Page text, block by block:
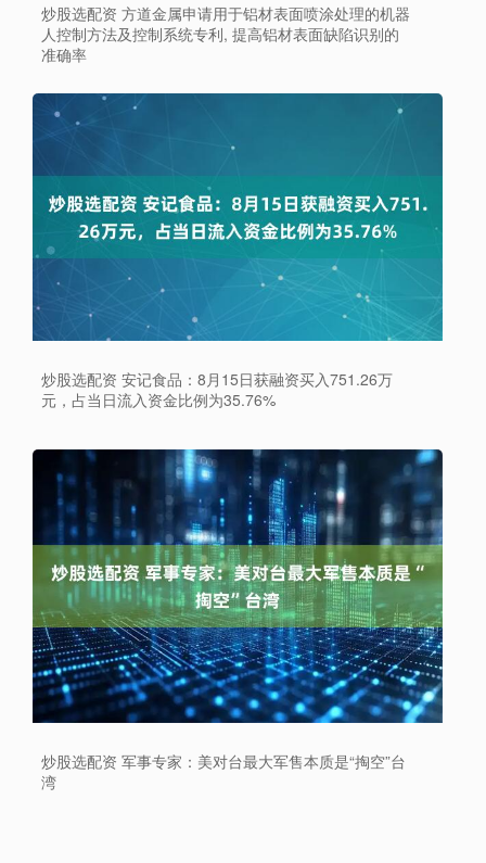
炒股选配资 方道金属申请用于铝材表面喷涂处理的机器
人控制方法及控制系统专利, 提高铝材表面缺陷识别的
准确率
炒股选配资 安记食品：8月15日获融资买入751.26万
元，占当日流入资金比例为35.76%
炒股选配资 军事专家：美对台最大军售本质是“掏空”台
湾